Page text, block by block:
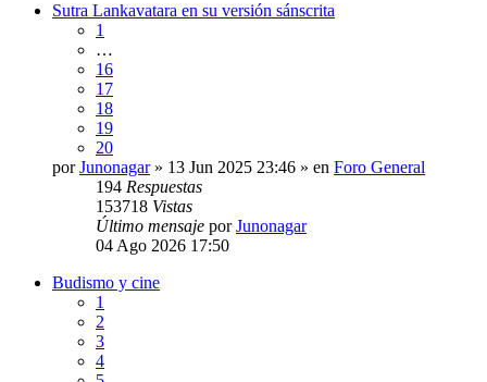
Sutra Lankavatara en su versión sánscrita
1
…
16
17
18
19
20
porJunonagar» 13 Jun 2025 23:46 » en Foro General
194 Respuestas
153718 Vistas
Último mensaje porJunonagar
04 Ago 2026 17:50
Budismo y cine
1
2
3
4